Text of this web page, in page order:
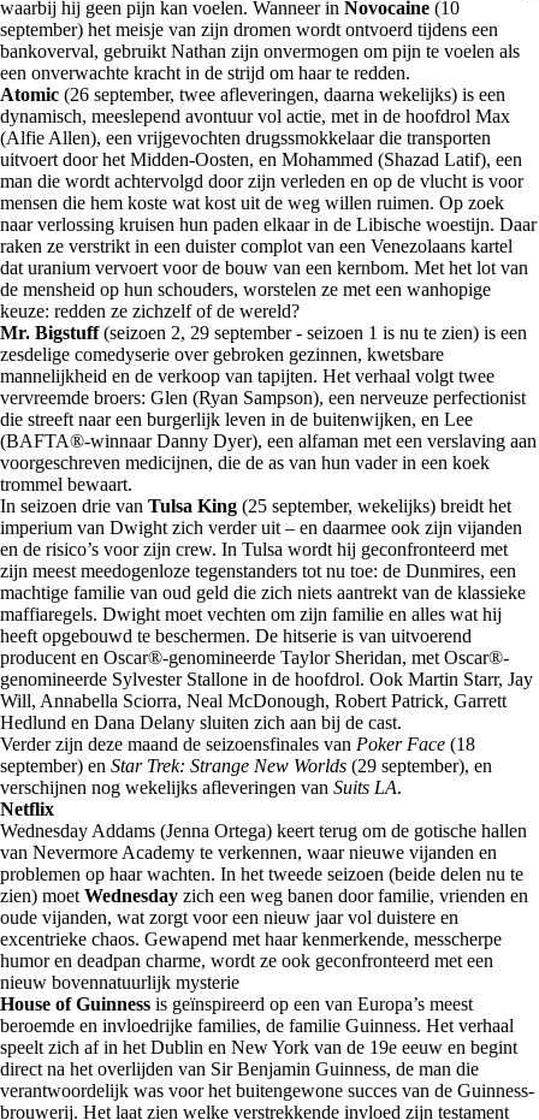
waarbij hij geen pijn kan voelen. Wanneer in Novocaine (10
september) het meisje van zijn dromen wordt ontvoerd tijdens een
bankoverval, gebruikt Nathan zijn onvermogen om pijn te voelen als
een onverwachte kracht in de strijd om haar te redden.
Atomic (26 september, twee afleveringen, daarna wekelijks) is een
dynamisch, meeslepend avontuur vol actie, met in de hoofdrol Max
(Alfie Allen), een vrijgevochten drugssmokkelaar die transporten
uitvoert door het Midden-Oosten, en Mohammed (Shazad Latif), een
man die wordt achtervolgd door zijn verleden en op de vlucht is voor
mensen die hem koste wat kost uit de weg willen ruimen. Op zoek
naar verlossing kruisen hun paden elkaar in de Libische woestijn. Daar
raken ze verstrikt in een duister complot van een Venezolaans kartel
dat uranium vervoert voor de bouw van een kernbom. Met het lot van
de mensheid op hun schouders, worstelen ze met een wanhopige
keuze: redden ze zichzelf of de wereld?
Mr. Bigstuff(seizoen 2, 29 september - seizoen 1 is nu te zien) is een
zesdelige comedyserie over gebroken gezinnen, kwetsbare
mannelijkheid en de verkoop van tapijten. Het verhaal volgt twee
vervreemde broers: Glen (Ryan Sampson), een nerveuze perfectionist
die streeft naar een burgerlijk leven in de buitenwijken, en Lee
(BAFTA®-winnaar Danny Dyer), een alfaman met een verslaving aan
voorgeschreven medicijnen, die de as van hun vader in een koek
trommel bewaart.
In seizoen drie van Tulsa King (25 september, wekelijks) breidt het
imperium van Dwight zich verder uit – en daarmee ook zijn vijanden
en de risico’s voor zijn crew. In Tulsa wordt hij geconfronteerd met
zijn meest meedogenloze tegenstanders tot nu toe: de Dunmires, een
machtige familie van oud geld die zich niets aantrekt van de klassieke
maffiaregels. Dwight moet vechten om zijn familie en alles wat hij
heeft opgebouwd te beschermen. De hitserie is van uitvoerend
producent en Oscar®-genomineerde Taylor Sheridan, met Oscar®-
genomineerde Sylvester Stallone in de hoofdrol. Ook Martin Starr, Jay
Will, Annabella Sciorra, Neal McDonough, Robert Patrick, Garrett
Hedlund en Dana Delany sluiten zich aan bij de cast.
Verder zijn deze maand de seizoensfinales van Poker Face (18
september) en Star Trek: Strange New Worlds (29 september), en
verschijnen nog wekelijks afleveringen van Suits LA.
Netflix
Wednesday Addams (Jenna Ortega) keert terug om de gotische hallen
van Nevermore Academy te verkennen, waar nieuwe vijanden en
problemen op haar wachten. In het tweede seizoen (beide delen nu te
zien) moet Wednesday zich een weg banen door familie, vrienden en
oude vijanden, wat zorgt voor een nieuw jaar vol duistere en
excentrieke chaos. Gewapend met haar kenmerkende, messcherpe
humor en deadpan charme, wordt ze ook geconfronteerd met een
nieuw bovennatuurlijk mysterie
House of Guinness is geïnspireerd op een van Europa’s meest
beroemde en invloedrijke families, de familie Guinness. Het verhaal
speelt zich af in het Dublin en New York van de 19e eeuw en begint
direct na het overlijden van Sir Benjamin Guinness, de man die
verantwoordelijk was voor het buitengewone succes van de Guinness-
brouwerij. Het laat zien welke verstrekkende invloed zijn testament